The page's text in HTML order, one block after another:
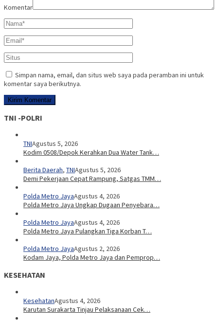
Komentar
Simpan nama, email, dan situs web saya pada peramban ini untuk
komentar saya berikutnya.
TNI -POLRI
TNIAgustus 5, 2026
Kodim 0508/Depok Kerahkan Dua Water Tank…
Berita Daerah, TNIAgustus 5, 2026
Demi Pekerjaan Cepat Rampung, Satgas TMM…
Polda Metro JayaAgustus 4, 2026
Polda Metro Jaya Ungkap Dugaan Penyebara…
Polda Metro JayaAgustus 4, 2026
Polda Metro Jaya Pulangkan Tiga Korban T…
Polda Metro JayaAgustus 2, 2026
Kodam Jaya, Polda Metro Jaya dan Pemprop…
KESEHATAN
KesehatanAgustus 4, 2026
Karutan Surakarta Tinjau Pelaksanaan Cek…